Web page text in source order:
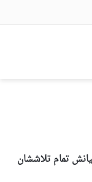
تمام تلاششان